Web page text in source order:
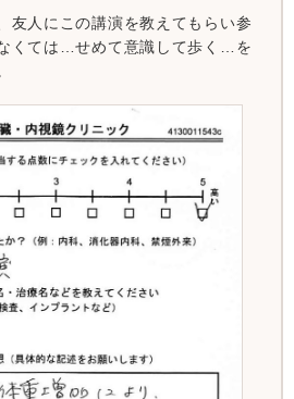
友人にこの講演を教えてもらい参
くては…せめて意識して歩く…を